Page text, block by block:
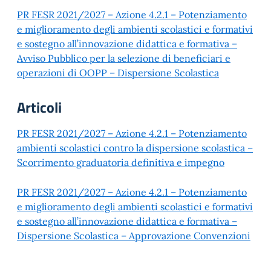
PR FESR 2021/2027 – Azione 4.2.1 – Potenziamento
e miglioramento degli ambienti scolastici e formativi
e sostegno all’innovazione didattica e formativa –
Avviso Pubblico per la selezione di beneficiari e
operazioni di OOPP – Dispersione Scolastica
Articoli
PR FESR 2021/2027 – Azione 4.2.1 – Potenziamento
ambienti scolastici contro la dispersione scolastica –
Scorrimento graduatoria definitiva e impegno
PR FESR 2021/2027 – Azione 4.2.1 – Potenziamento
e miglioramento degli ambienti scolastici e formativi
e sostegno all’innovazione didattica e formativa –
Dispersione Scolastica – Approvazione Convenzioni